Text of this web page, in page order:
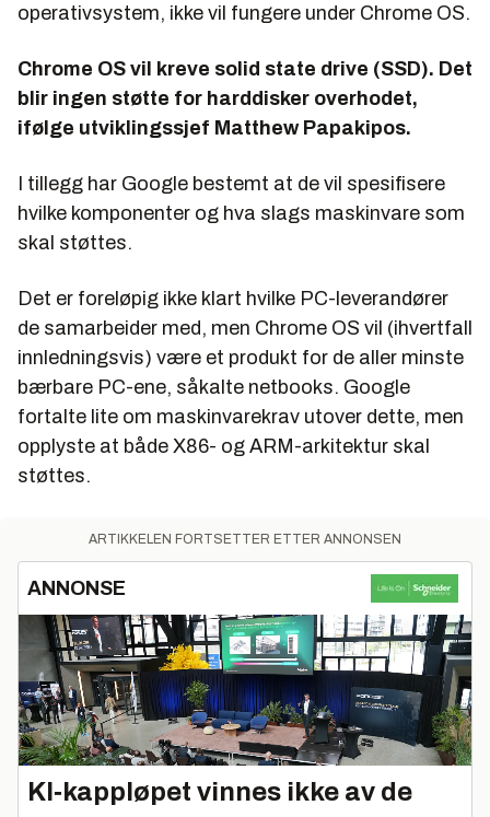
operativsystem, ikke vil fungere under Chrome OS.
Chrome OS vil kreve solid state drive (SSD). Det
blir ingen støtte for harddisker overhodet,
ifølge utviklingssjef Matthew Papakipos.
I tillegg har Google bestemt at de vil spesifisere
hvilke komponenter og hva slags maskinvare som
skal støttes.
Det er foreløpig ikke klart hvilke PC-leverandører
de samarbeider med, men Chrome OS vil (ihvertfall
innledningsvis) være et produkt for de aller minste
bærbare PC-ene, såkalte netbooks. Google
fortalte lite om maskinvarekrav utover dette, men
opplyste at både X86- og ARM-arkitektur skal
støttes.
ARTIKKELEN FORTSETTER ETTER ANNONSEN
ANNONSE
KI‑kappløpet vinnes ikke av de